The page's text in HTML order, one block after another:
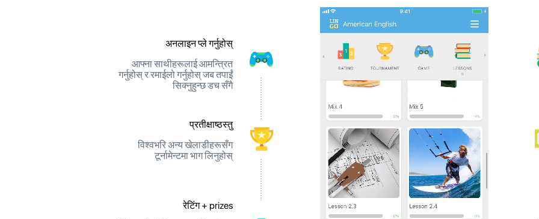
अनलाइन प्ले गर्नुहोस्
आफ्ना साथीहरूलाई आमन्त्रित
गर्नुहोस् र रमाईलो गर्नुहोस् जब तपाईं
सिक्नुहुन्छ डच सँगै
प्रतीक्षाष्ठस्तु
विश्वभरि अन्य खेलाडीहरूसँग
टूर्नामेन्टमा भाग लिनुहोस्
रेटिंग + prizes